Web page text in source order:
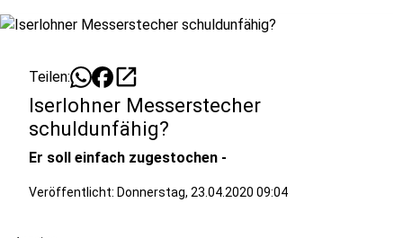
Teilen: open_in_new
Iserlohner Messerstecher
schuldunfähig?
Er soll einfach zugestochen -
Veröffentlicht: Donnerstag, 23.04.2020 09:04